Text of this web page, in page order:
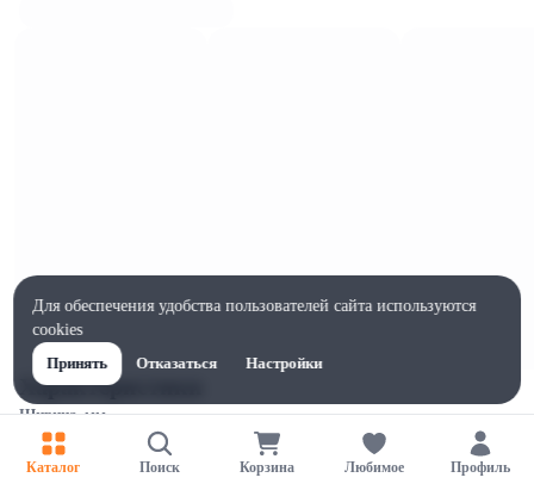
Характеристики
Ширина, мм
135
Высота, мм
Каталог Поиск Корзина Любимое Профиль
Для обеспечения удобства пользователей сайта используются
cookies
Принять
Отказаться Настройки